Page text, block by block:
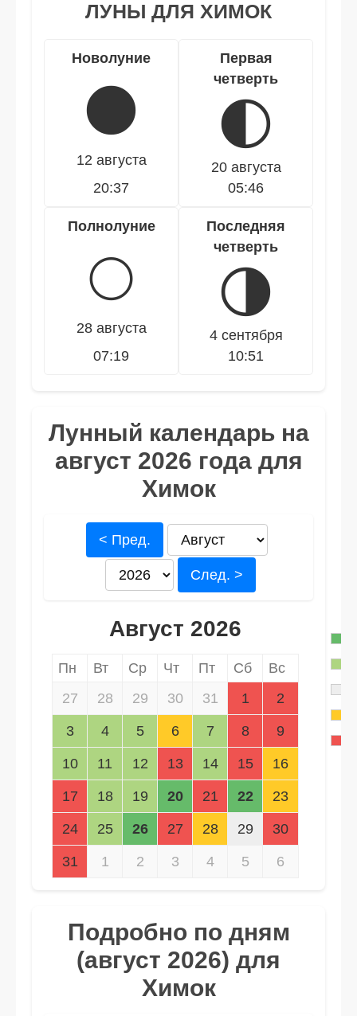
ЛУНЫ ДЛЯ ХИМОК
Новолуние
🌑
12 августа
20:37
Первая
четверть
🌓
20 августа
05:46
Полнолуние
🌕
28 августа
07:19
Последняя
четверть
🌗
4 сентября
10:51
Лунный календарь на
август 2026 года для
Химок
< Пред.
След. >
Август 2026
Пн Вт Ср Чт Пт Сб
Вс
27
28 29 30 31 1 2
3 4 5 6 7 8 9
10 11 12 13 14 15 16
17 18 19 20 21 22 23
24 25 26 27 28 29 30
31 1 2 3 4 5 6
Подробно по дням
(август 2026) для
Химок